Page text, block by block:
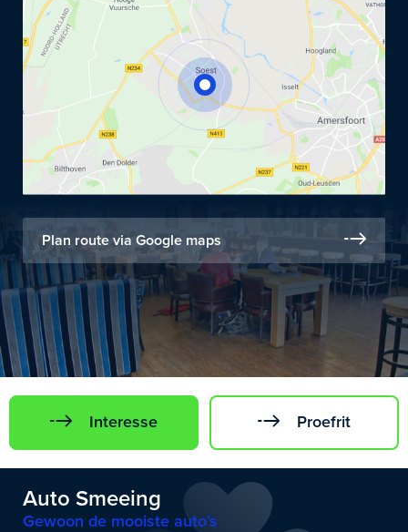
Plan route via Google maps
Interesse Proefrit
Auto Smeeing
Gewoon de mooiste auto’s